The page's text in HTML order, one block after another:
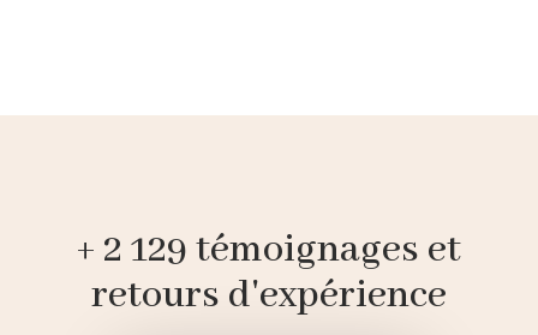
+ 2 129 témoignages et
retours d'expérience